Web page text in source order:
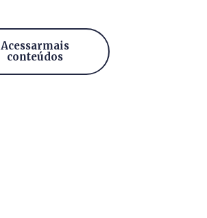
Acessar mais
conteúdos